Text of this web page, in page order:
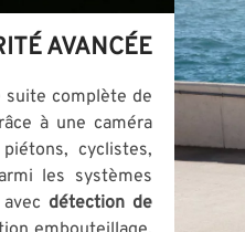
AVANCÉE
suite complète de
à une caméra
cyclistes,
les systèmes
avecdétection de